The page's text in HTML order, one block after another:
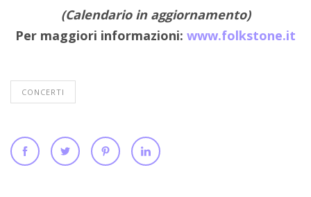
(Calendario in aggiornamento)
Per maggiori informazioni: www.folkstone.it
CONCERTI